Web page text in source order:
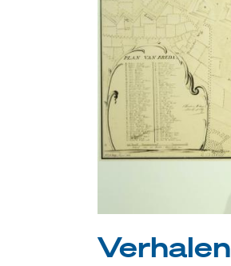
Verhalen